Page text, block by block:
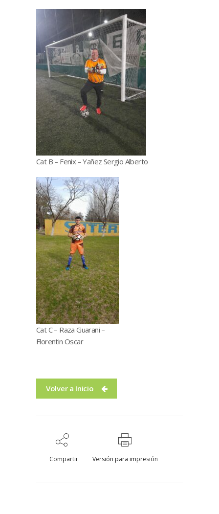
Cat B – Fenix – Yañez Sergio Alberto
Cat C – Raza Guarani –
Florentin Oscar
Volver a Inicio
Compartir Versión para impresión